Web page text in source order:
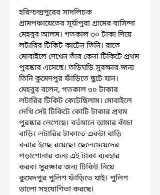
হরিশ্চন্দ্রপুরের সাদলিচক
গ্রামপঞ্চায়েতের সূর্যাপুরা গ্রামের বাসিন্দা
মেহবুব আলম। গতকাল ৩০ টাকা দিয়ে
লটারির টিকিট কাটেন তিনি। রাতে
মোবাইলে দেখেন তাঁর কেনা টিকিটে প্রথম
পুরষ্কার এসেছে। তড়িঘড়ি সুরক্ষার জন্য
তিনি কুমেদপুর ফাঁড়িতে ছুটে যান।
মেহবুব বলেন, গতকাল ৩০ টাকার
লটারির টিকিট কেটেছিলাম। মোবাইলে
দেখি সেই টিকিটে কোটি টাকার প্রথম
পুরষ্কার লেগেছে। বর্তমানে আমার কাঁচা
বাড়ি। লটারির টাকাতে একটা বাড়ি
করার ইচ্ছে রয়েছে। ছেলেমেয়েদের
পড়াশোনার জন্য এই টাকা ব্যবহার
করব। সুরক্ষার জন্য টিকিট নিয়ে
কুমেদপুর পুলিশ ফাঁড়িতে যাই। পুলিশ
ভালো সহযোগিতা করছে।